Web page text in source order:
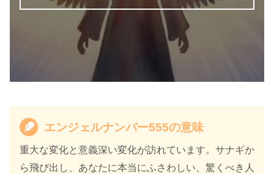
天使のサイン エンジェル・ナンバ
エンジェルナンバー555の意味
重大な変化と意義深い変化が訪れています。サナギか
ら飛び出し、あなたに本当にふさわしい、驚くべき人